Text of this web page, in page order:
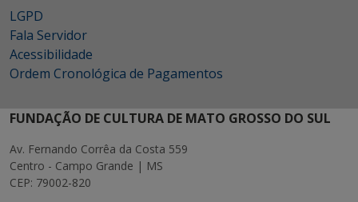
LGPD
Fala Servidor
Acessibilidade
Ordem Cronológica de Pagamentos
FUNDAÇÃO DE CULTURA DE MATO GROSSO DO SUL
Av. Fernando Corrêa da Costa 559
Centro - Campo Grande | MS
CEP: 79002-820